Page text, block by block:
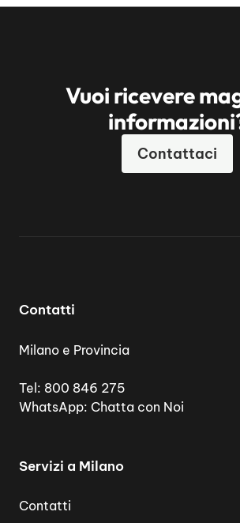
Vuoi ricevere
Contattaci
Contatti
Milano e Provincia
Tel: 800 846 275
WhatsApp: Chatta con Noi
Servizi a Milano
Contatti